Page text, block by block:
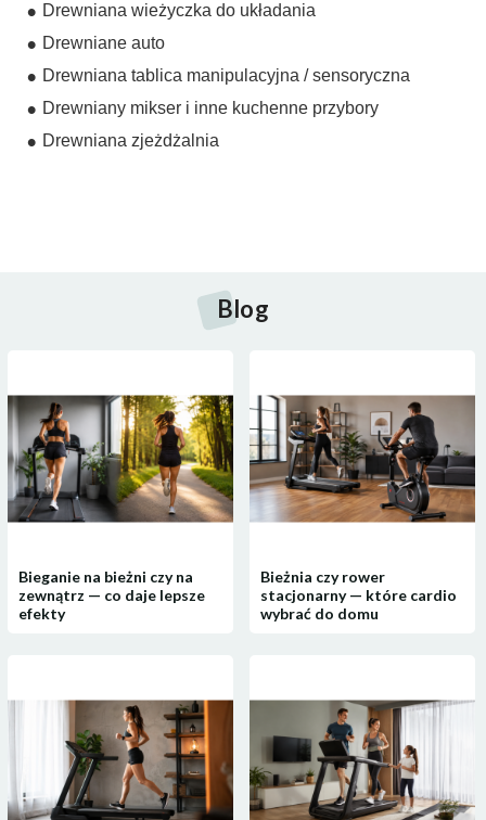
Drewniana wieżyczka do układania
Drewniane auto
Drewniana tablica manipulacyjna / sensoryczna
Drewniany mikser i inne kuchenne przybory
Drewniana zjeżdżalnia
Blog
Bieganie na bieżni czy na
zewnątrz — co daje lepsze
efekty
Bieżnia czy rower
stacjonarny — które cardio
wybrać do domu